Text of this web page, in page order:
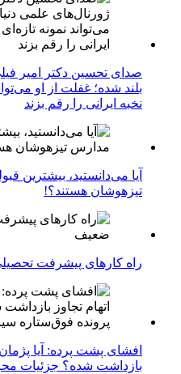
صدای تحسین دکتر امیر
بلند شده؛ غفلت از او
نخبه ایرانی را رقم بزند
آیا می‌دانستید، بیشترین
تیزهوشان هستند؟!
راه کارهای پیشرفت
افشای پشت پرده: آیا
بازداشت شده؟ جزئیات